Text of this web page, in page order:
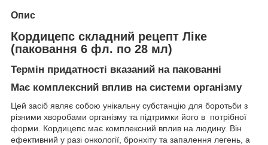
Опис
Кордицепс складний рецепт Ліке
(паковання 6 фл. по 28 мл)
Термін придатності вказаний на пакованні
Має комплексний вплив на системи організму
Цей засіб являє собою унікальну субстанцію для боротьби з
різними хворобами організму та підтримки його в потрібної
форми. Кордицепс має комплексний вплив на людину. Він
ефективний у разі онкології, бронхіту та запалення легень, а